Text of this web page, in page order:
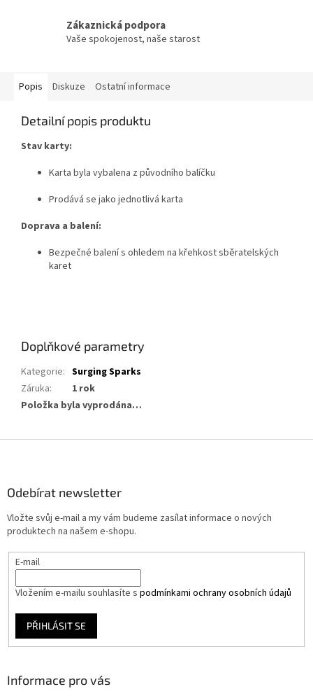
Zákaznická podpora
Vaše spokojenost, naše starost
Popis Diskuze Ostatní informace
Detailní popis produktu
Stav karty:
Karta byla vybalena z původního balíčku
Prodává se jako jednotlivá karta
Doprava a balení:
Bezpečné balení s ohledem na křehkost sběratelských
karet
Doplňkové parametry
Kategorie: Surging Sparks
Záruka:
1 rok
Položka byla vyprodána…
Odebírat newsletter
Vložte svůj e-mail a my vám budeme zasílat informace o nových
produktech na našem e-shopu.
E-mail
Vložením e-mailu souhlasíte s podmínkami ochrany osobních údajů
PŘIHLÁSIT SE
Informace pro vás